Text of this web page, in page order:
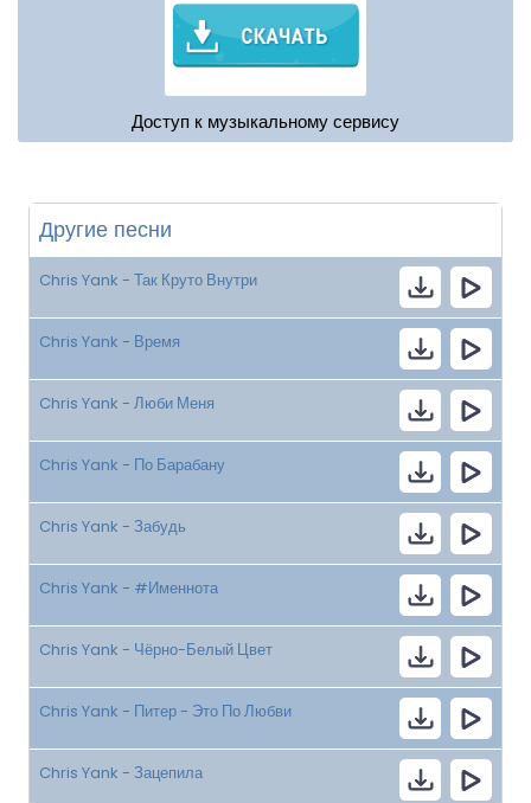
Доступ к музыкальному сервису
Другие песни
Chris Yank - Так Круто Внутри
Chris Yank - Время
Chris Yank - Люби Меня
Chris Yank - По Барабану
Chris Yank - Забудь
Chris Yank - #Именнота
Chris Yank - Чёрно-Белый Цвет
Chris Yank - Питер - Это По Любви
Chris Yank - Зацепила